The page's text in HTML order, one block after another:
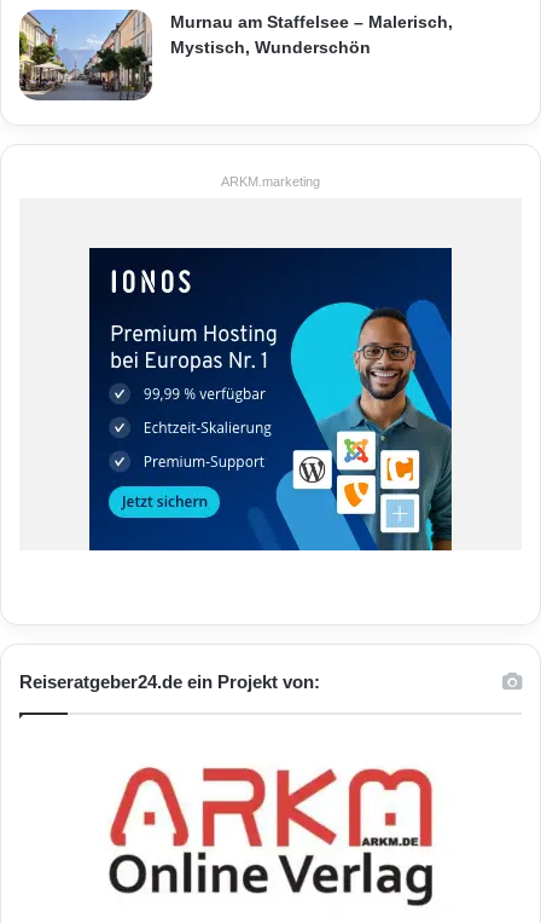
Murnau am Staffelsee – Malerisch,
Mystisch, Wunderschön
ARKM.marketing
Reiseratgeber24.de ein Projekt von: